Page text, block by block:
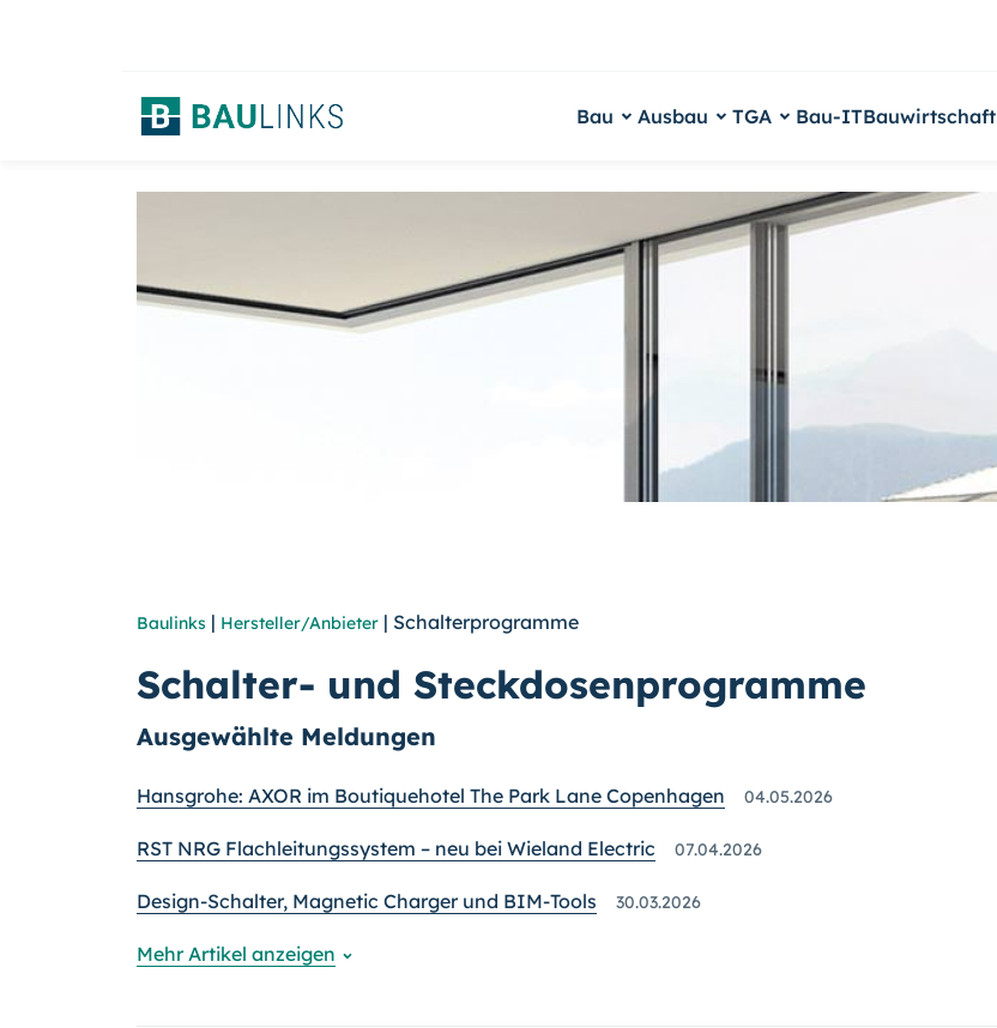
Bau Ausbau TGA Bau-ITBauwirtschaft
Baulinks | Hersteller/Anbieter | Schalterprogramme
Schalter- und Steckdosenprogramme
Ausgewählte Meldungen
Hansgrohe: AXOR im Boutiquehotel The Park Lane Copenhagen 04.05.2026
RST NRG Flachleitungssystem – neu bei Wieland Electric 07.04.2026
Design-Schalter, Magnetic Charger und BIM-Tools 30.03.2026
Mehr Artikel anzeigen